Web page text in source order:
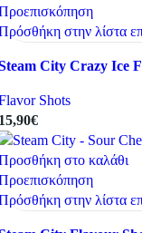
στην λίστα
City Crazy Ice
Shots
€
στο καλάθι
στην λίστα